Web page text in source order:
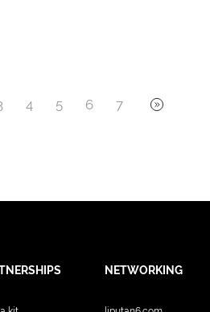
4 5 6 7
NETWORKING